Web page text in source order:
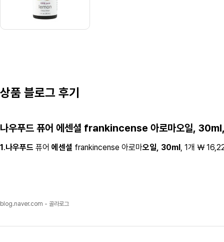
상품 블로그 후기
나우푸드 퓨어 에센셜 frankincense 아로마오일, 30ml
1.나우푸드 퓨어 에센셜 frankincense 아로마오일, 30ml , 1개 ￦
blog.naver.com - 골라로그